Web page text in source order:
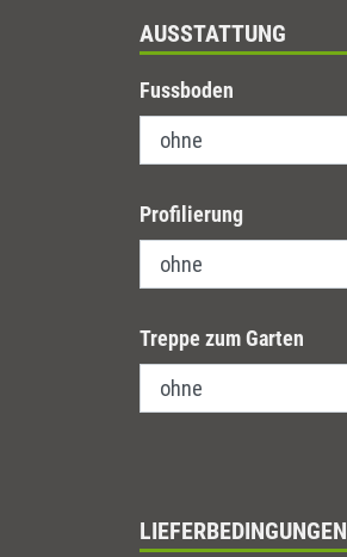
AUSSTATTUNG
Fussboden
Profilierung
Treppe zum Garten
LIEFERBEDINGUNGEN